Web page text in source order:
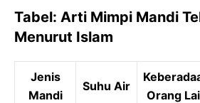
Tabel: Arti Mimpi Mandi
Menurut Islam
Jenis
Mandi
Suhu Air
Orang